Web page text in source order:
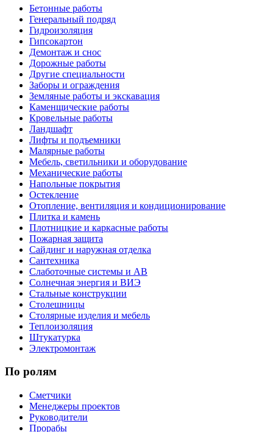
Бетонные работы
Генеральный подряд
Гидроизоляция
Гипсокартон
Демонтаж и снос
Дорожные работы
Другие специальности
Заборы и ограждения
Земляные работы и экскавация
Каменщические работы
Кровельные работы
Ландшафт
Лифты и подъемники
Малярные работы
Мебель, светильники и оборудование
Механические работы
Напольные покрытия
Остекление
Отопление, вентиляция и кондиционирование
Плитка и камень
Плотницкие и каркасные работы
Пожарная защита
Сайдинг и наружная отделка
Сантехника
Слаботочные системы и АВ
Солнечная энергия и ВИЭ
Стальные конструкции
Столешницы
Столярные изделия и мебель
Теплоизоляция
Штукатурка
Электромонтаж
По ролям
Сметчики
Менеджеры проектов
Руководители
Прорабы